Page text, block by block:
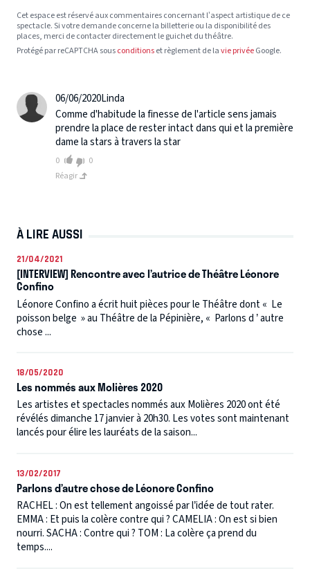
Cet espace est réservé aux commentaires concernant l’aspect artistique de ce
spectacle. Si votre demande concerne la billetterie ou la disponibilité des
places, merci de contacter directement le guichet du théâtre.
Protégé par reCAPTCHA sousconditionset règlement de lavie privéeGoogle.
06/06/2020Linda
Comme d'habitude la finesse de l'article sens jamais
prendre la place de rester intact dans qui et la première
dame la stars à travers la star
0
0
Réagir
À LIRE AUSSI
21/04/2021
[INTERVIEW] Rencontre avec l’autrice de Théâtre Léonore
Confino
Léonore Confino a écrit huit pièces pour le Théâtre dont « Le
poisson belge » au Théâtre de la Pépinière, « Parlons d ’ autre
chose ...
18/05/2020
Les nommés aux Molières 2020
Les artistes et spectacles nommés aux Molières 2020 ont été
révélés dimanche 17 janvier à 20h30. Les votes sont maintenant
lancés pour élire les lauréats de la saison...
13/02/2017
Parlons d’autre chose de Léonore Confino
RACHEL : On est tellement angoissé par l’idée de tout rater.
EMMA : Et puis la colère contre qui ? CAMELIA : On est si bien
nourri. SACHA : Contre qui ? TOM : La colère ça prend du
temps....